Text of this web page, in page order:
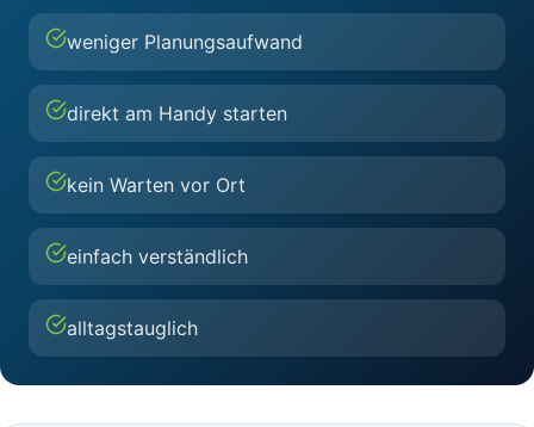
weniger Planungsaufwand
direkt am Handy starten
kein Warten vor Ort
einfach verständlich
alltagstauglich